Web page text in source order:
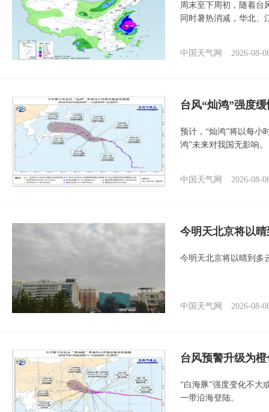
周末至下周初，随着台
同时暑热消减，华北、
中国天气网 2026-08-
台风“灿鸿”强度
预计，“灿鸿”将以每小
鸿”未来对我国无影响。
中国天气网 2026-08-
今明天北京将以
今明天北京将以晴到多
中国天气网 2026-08-
台风预警升级为
“白海豚”强度变化不大
一带沿海登陆。